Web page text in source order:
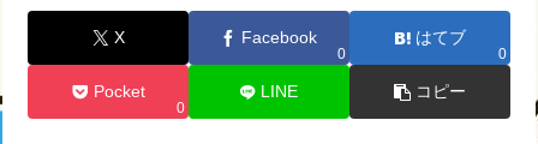
X Facebook
0
はてブ
0
Pocket
0
LINE コピー